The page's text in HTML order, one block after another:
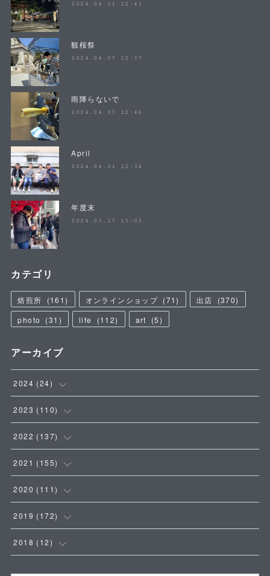
2024.04.11 12:41
観桜祭
2024.04.07 12:37
雨降らないで
2024.04.03 12:46
April
2024.04.01 12:34
年度末
2024.03.17 13:03
カテゴリ
焙煎所 (161) オンラインショップ (71) 出店 (370)
photo
(31 ) life (112) art (5)
アーカイブ
2024 (24)
( 4 )
(5)
( 8 )
( 7 )
2023 (110)
(9)
(8)
( 18)
(16)
2022 (137)
(14)
( 18)
(10)
( 15
2021 (155)
( 11)
(23)
(17
2020 (111)
(10)
(16
2019 (172)
(16
2018 (12)